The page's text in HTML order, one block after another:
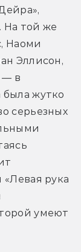
На той же
Наоми
Эллисон,
— в
жутко
серьезных
рука
умеют